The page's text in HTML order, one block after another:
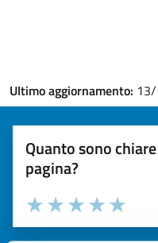
Ultimo aggiornamento:
Quanto sono
pagina?
Valuta la chiarezza delle
Seleziona il numero di
Valuta 5
Valuta 4
Valuta 3 stelle
Valuta 2 stelle su 5
Valuta 1 stelle su 5